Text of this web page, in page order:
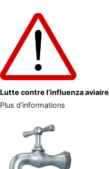
Lutte contre l’influenza aviaire
Plus d’informations